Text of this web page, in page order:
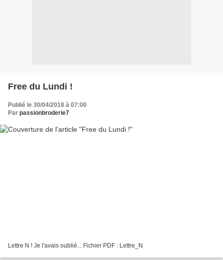
Free du Lundi !
Publié le 30/04/2018 à 07:00
Par passionbroderie7
Lettre N ! Je l'avais oublié... Fichier PDF : Lettre_N